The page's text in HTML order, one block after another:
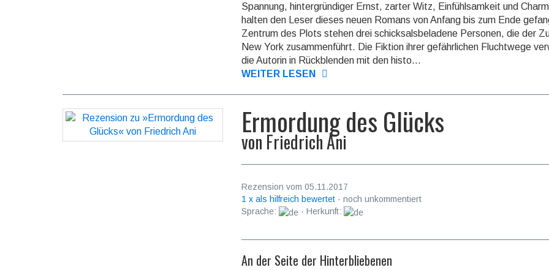
Spannung, hintergründiger Ernst, zarter Witz, Einfühl­samkeit und
halten den Leser dieses neuen Romans von Anfang bis zum Ende
Zentrum des Plots stehen drei schicksals­beladene Personen, die der
New York zusammen­führt. Die Fiktion ihrer gefähr­lichen Fluchtwege
die Autorin in Rückblenden mit den histo...
WEITER LESEN
Ermordung des Glücks
von Friedrich Ani
Rezension vom 05.11.2017
1 x als hilfreich bewertet · noch unkommentiert
Sprache:
· Herkunft:
An der Seite der Hinterbliebenen